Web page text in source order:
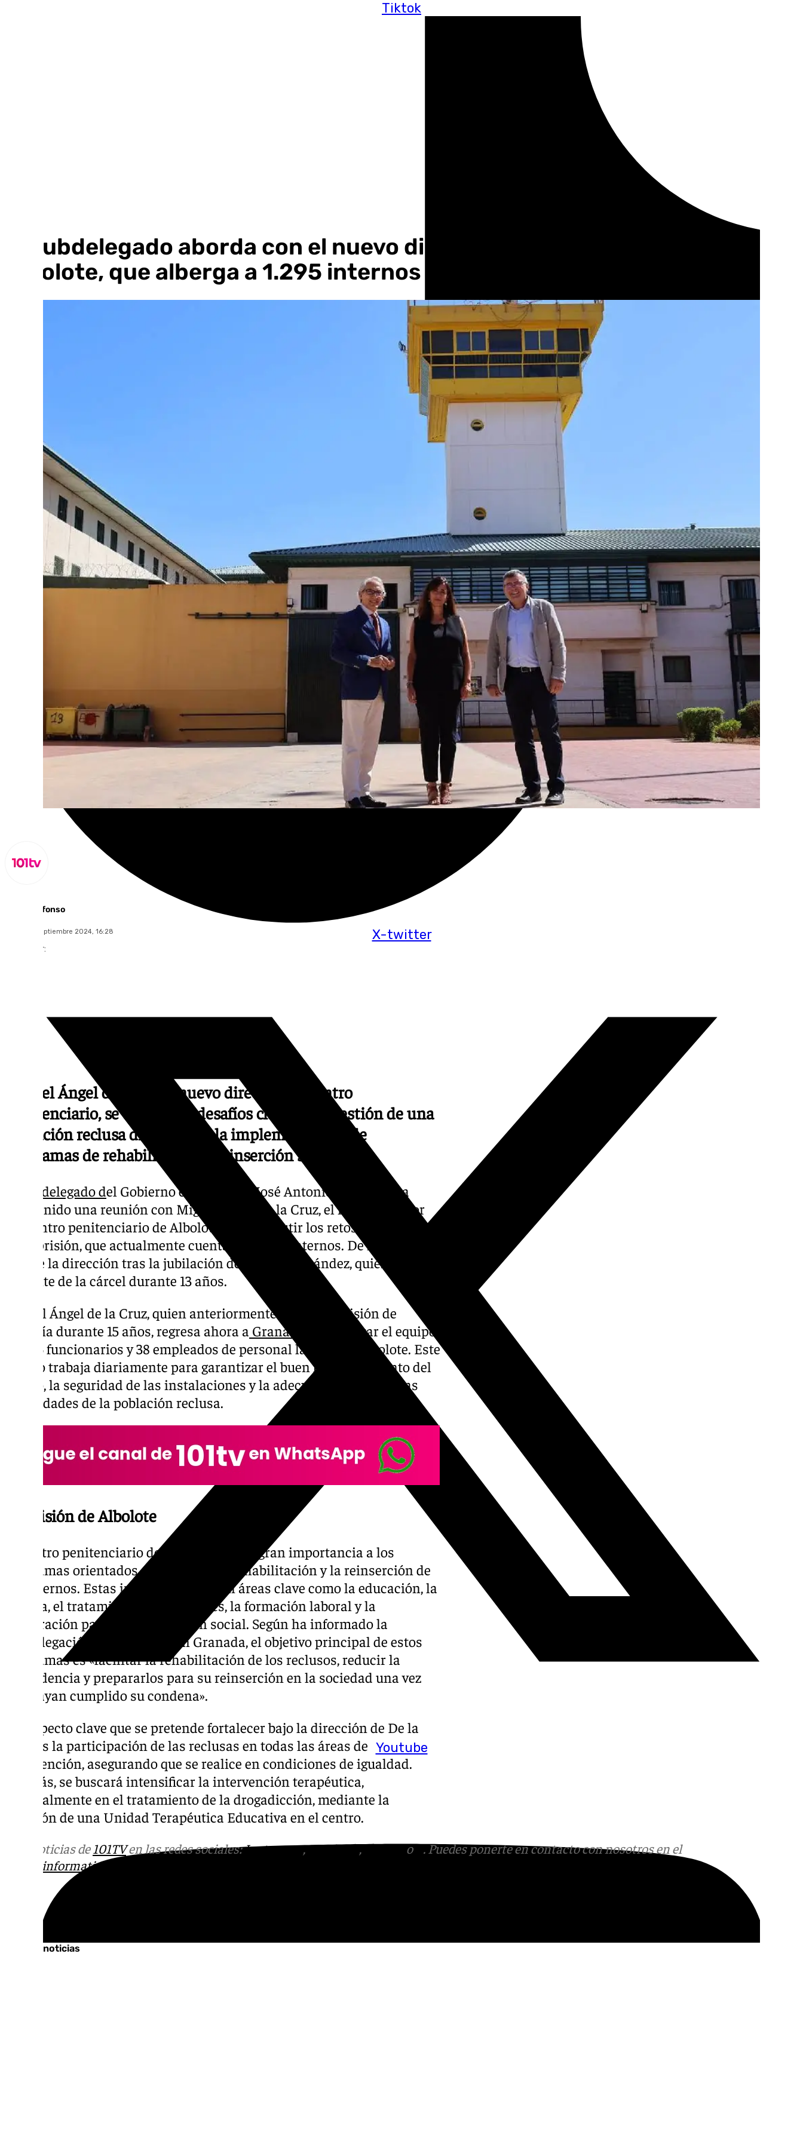
Tiktok
X-twitter
Youtube
El subdelegado aborda con el nuevo director los retos de la prisión de
Albolote, que alberga a 1.295 internos
Miguel Alfonso
martes, 3 septiembre 2024, 16:28
Compartir:
Miguel Ángel de la Cruz, nuevo director del centro
penitenciario, se enfrenta a desafíos clave en la gestión de una
población reclusa diversa y en la implementación de
programas de rehabilitación y reinserción social.
subdelegado del Gobierno en Granada, José Antonio Montilla, ha
mantenido una reunión con Miguel Ángel de la Cruz, el nuevo director
del centro penitenciario de Albolote, para discutir los retos y prioridades
de la prisión, que actualmente cuenta con 1.295 internos. De la Cruz
asume la dirección tras la jubilación de Jaime Hernández, quien estuvo
al frente de la cárcel durante 13 años.
Miguel Ángel de la Cruz, quien anteriormente dirigió la prisión de
Almería durante 15 años, regresa ahora a Granada
para liderar el equipo
de 466 funcionarios y 38 empleados de personal laboral de Albolote. Este
equipo trabaja diariamente para garantizar el buen funcionamiento del
centro, la seguridad de las instalaciones y la adecuada atención a las
necesidades de la población reclusa.
La prisión de Albolote
El centro penitenciario de Albolote otorga gran importancia a los
programas orientados al bienestar, la rehabilitación y la reinserción de
los internos. Estas iniciativas abarcan áreas clave como la educación, la
terapia, el tratamiento de adicciones, la formación laboral y la
preparación para la reintegración social. Según ha informado la
Subdelegación del Gobierno en Granada, el objetivo principal de estos
programas es «facilitar la rehabilitación de los reclusos, reducir la
reincidencia y prepararlos para su reinserción en la sociedad una vez
que hayan cumplido su condena».
Un aspecto clave que se pretende fortalecer bajo la dirección de De la
Cruz es la participación de las reclusas en todas las áreas de
intervención, asegurando que se realice en condiciones de igualdad.
Además, se buscará intensificar la intervención terapéutica,
especialmente en el tratamiento de la drogadicción, mediante la
creación de una Unidad Terapéutica Educativa en el centro.
Más noticias de101TVen las redes sociales:Instagram,Facebook,Tik TokoX. Puedes ponerte en contacto con nosotros en el
informativos@101tv.es
Últimas noticias